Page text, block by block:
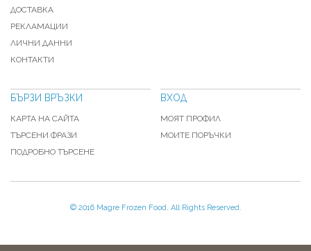
ДОСТАВКА
РЕКЛАМАЦИИ
ЛИЧНИ ДАННИ
КОНТАКТИ
БЪРЗИ ВРЪЗКИ
КАРТА НА САЙТА
ТЪРСЕНИ ФРАЗИ
ПОДРОБНО ТЪРСЕНЕ
ВХОД
МОЯТ ПРОФИЛ
МОИТЕ ПОРЪЧКИ
© 2016 Magre Frozen Food. All Rights Reserved.